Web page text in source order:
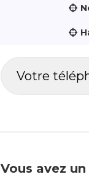
Vous avez un